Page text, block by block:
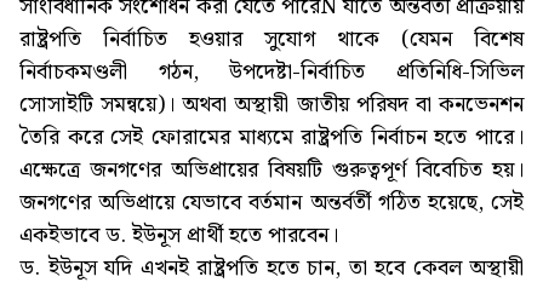
রাষ্ট্রপতি নির্বাচিত হওয়ার সুযোগ থাকে (যেমন বিশেষ
নির্বাচকমণ্ডলী গঠন, উপদেষ্টা-নির্বাচিত প্রতিনিধি-সিভিল
সোসাইটি সমন্বয়ে)। অথবা অস্থায়ী জাতীয় পরিষদ বা কনভেনশন
তৈরি করে সেই ফোরামের মাধ্যমে রাষ্ট্রপতি নির্বাচন হতে পারে।
এক্ষেত্রে জনগণের অভিপ্রায়ের বিষয়টি গুরুত্বপূর্ণ বিবেচিত হয়।
জনগণের অভিপ্রায়ে যেভাবে বর্তমান অন্তর্বর্তী গঠিত হয়েছে, সেই
একইভাবে ড. ইউনূস প্রার্থী হতে পারবেন।
ড. ইউনূস যদি এখনই রাষ্ট্রপতি হতে চান, তা হবে কেবল অস্থায়ী